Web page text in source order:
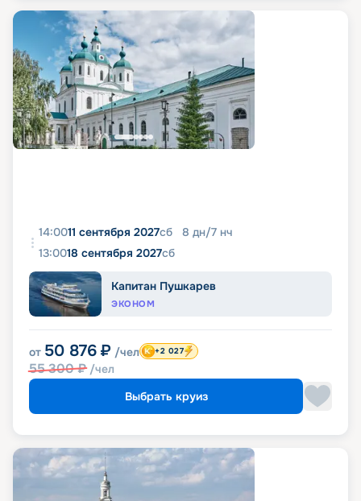
14:0011 сентября 2027сб 8 дн/7 нч
13:0018 сентября 2027сб
Капитан Пушкарев
ЭКОНОМ
от 50 876 ₽ /чел
55 300₽ /чел
+2 027
Выбрать круиз